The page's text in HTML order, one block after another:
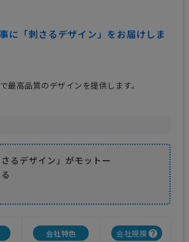
に「刺さるデザイン」をお届けしま
高品質のデザインを提供します。
るデザイン」がモットー
会社特色
会社規模